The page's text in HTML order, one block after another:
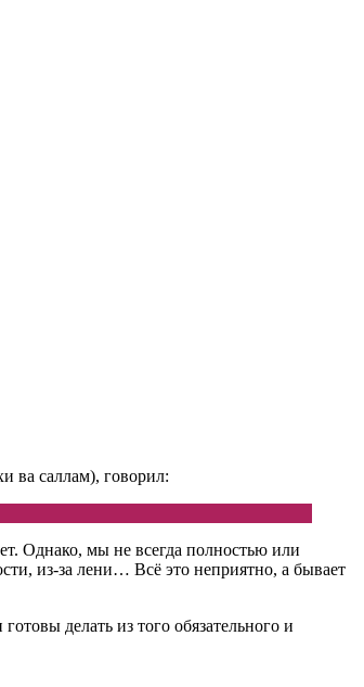
ва саллам), говорил:
Однако, мы не всегда полностью или
из-за лени… Всё это неприятно, а бывает
делать из того обязательного и